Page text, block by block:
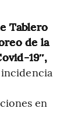
Tablero
de la
19″,
en